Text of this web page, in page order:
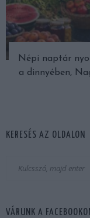
Népi naptár
a dinnyében,
KERESÉS AZ OLDALON
VÁRUNK A